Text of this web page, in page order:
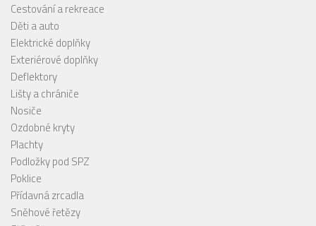
Cestování a rekreace
Děti a auto
Elektrické doplňky
Exteriérové doplňky
Deflektory
Lišty a chrániče
Nosiče
Ozdobné kryty
Plachty
Podložky pod SPZ
Poklice
Přídavná zrcadla
Sněhové řetězy